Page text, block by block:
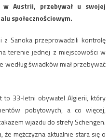
Austrii, przebywał u swojej
społecznościowym.
z Sanoka przeprowadzili kontrolę
terenie jednej z miejscowości w
według świadków miał przebywać
to 33-letni obywatel Algierii, który
pobytowych, a co więcej,
wjazdu do strefy Schengen.
że mężczyzna aktualnie stara się o